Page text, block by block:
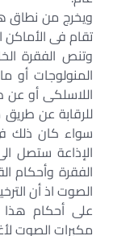
ويخرج من نطاق
تقام فى الأماكن
وتنص الفقرة
المنولوجات أو
اللاسلكى أو عن
للرقابة عن
سواء كان ذلك
الإذاعة ستصل
الصوت اذ أن
على أحكام هذا
مكبرات الصوت